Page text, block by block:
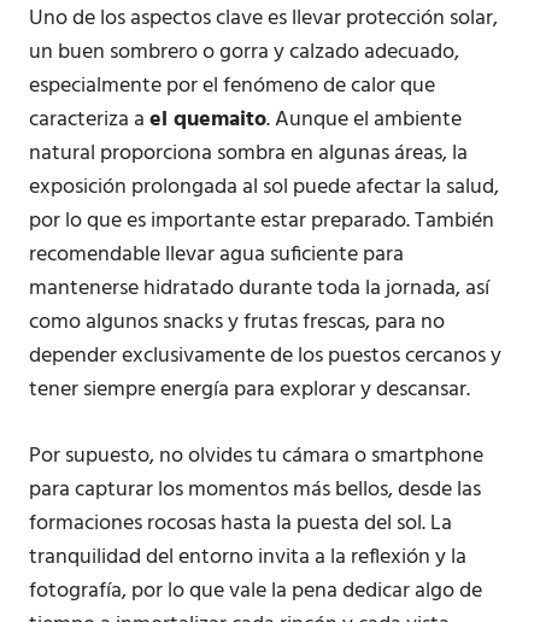
Uno de los aspectos clave es llevar protección solar,
un buen sombrero o gorra y calzado adecuado,
especialmente por el fenómeno de calor que
caracteriza ael quemaito. Aunque el ambiente
natural proporciona sombra en algunas áreas, la
exposición prolongada al sol puede afectar la salud,
por lo que es importante estar preparado. También
recomendable llevar agua suficiente para
mantenerse hidratado durante toda la jornada, así
como algunos snacks y frutas frescas, para no
depender exclusivamente de los puestos cercanos y
tener siempre energía para explorar y descansar.
Por supuesto, no olvides tu cámara o smartphone
para capturar los momentos más bellos, desde las
formaciones rocosas hasta la puesta del sol. La
tranquilidad del entorno invita a la reflexión y la
fotografía, por lo que vale la pena dedicar algo de